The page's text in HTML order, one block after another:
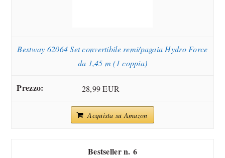
Bestway 62064 Set convertibile remi/pagaia Hydro Force
da 1,45 m (1 coppia)
28,99 EUR
Acquista su Amazon
6